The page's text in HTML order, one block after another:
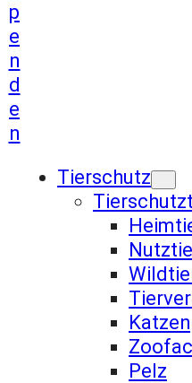
p
e
n
d
e
n
Tierschutz
Pelz